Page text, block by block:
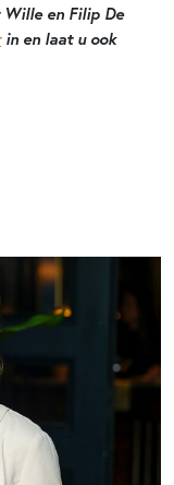
en Filip De
in en laat u ook